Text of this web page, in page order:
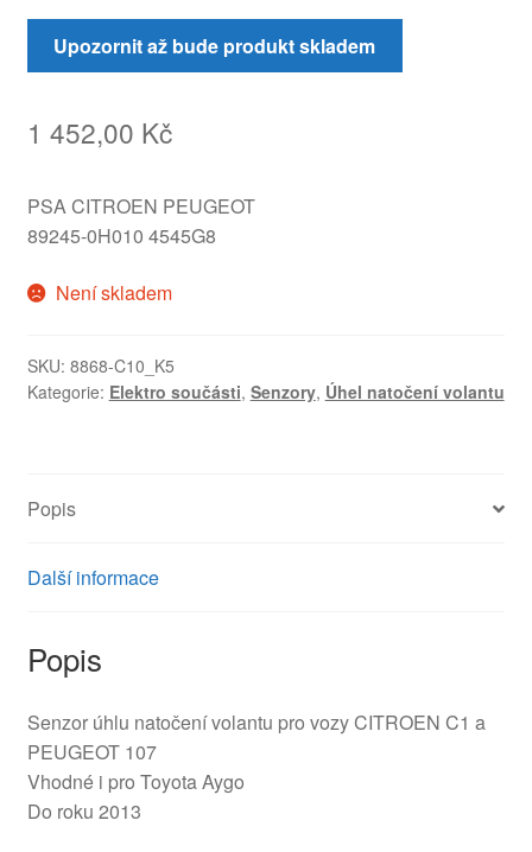
Upozornit až bude produkt skladem
1 452,00 Kč
PSA CITROEN PEUGEOT
89245-0H010 4545G8
Není skladem
SKU: 8868-C10_K5
Kategorie: Elektro součásti, Senzory, Úhel natočení volantu
Popis
Další informace
Popis
Senzor úhlu natočení volantu pro vozy CITROEN C1 a
PEUGEOT 107
Vhodné i pro Toyota Aygo
Do roku 2013